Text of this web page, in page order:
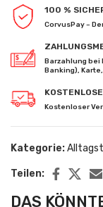
100 %
CorvusPay –
Barzahlung bei
Banking),
Kostenloser
Kategorie:
Teilen:
DAS